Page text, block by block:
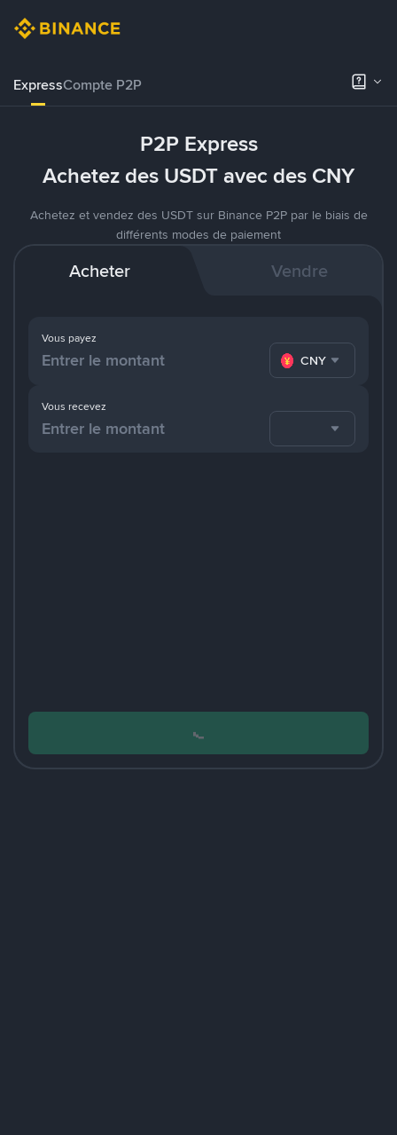
ExpressCompte P2P
P2P Express
Achetez des USDT avec des CNY
Achetez et vendez des USDT sur Binance P2P par le biais de
différents modes de paiement
Acheter Vendre
Vous payez
CNY
Vous recevez